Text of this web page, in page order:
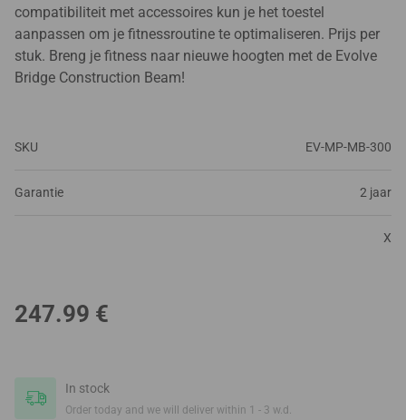
compatibiliteit met accessoires kun je het toestel
aanpassen om je fitnessroutine te optimaliseren. Prijs per
stuk. Breng je fitness naar nieuwe hoogten met de Evolve
Bridge Construction Beam!
SKU EV-MP-MB-300
Garantie 2 jaar
X
247.99 €
In stock
Order today and we will deliver within 1 - 3 w.d.